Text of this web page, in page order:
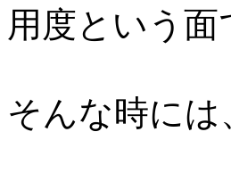
用度という
そんな時には